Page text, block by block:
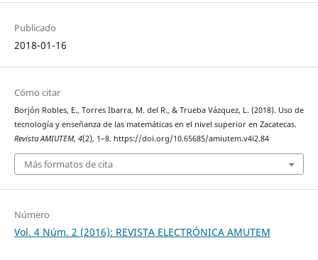
Publicado
2018-01-16
Cómo citar
Borjón Robles, E., Torres Ibarra, M. del R., & Trueba Vázquez, L. (2018). Uso de
tecnología y enseñanza de las matemáticas en el nivel superior en Zacatecas.
Revista AMIUTEM, 4(2), 1–8. https://doi.org/10.65685/amiutem.v4i2.84
Más formatos de cita
Número
Vol. 4 Núm. 2 (2016): REVISTA ELECTRÓNICA AMUTEM